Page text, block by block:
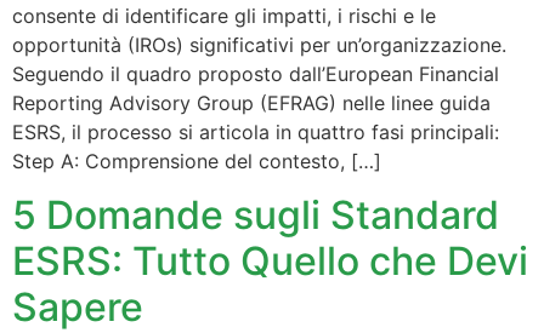
consente di identificare gli impatti, i rischi e le
opportunità (IROs) significativi per un’organizzazione.
Seguendo il quadro proposto dall’European Financial
Reporting Advisory Group (EFRAG) nelle linee guida
ESRS, il processo si articola in quattro fasi principali:
Step A: Comprensione del contesto, […]
5 Domande sugli Standard
ESRS: Tutto Quello che Devi
Sapere